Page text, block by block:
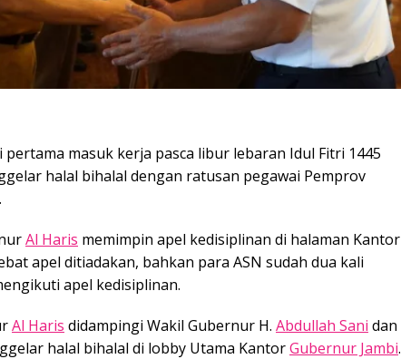
pertama masuk kerja pasca libur lebaran Idul Fitri 1445
halal bihalal dengan ratusan pegawai Pemprov
Al Haris memimpin apel kedisiplinan di halaman Kantor
apel ditiadakan, bahkan para ASN sudah dua kali
apel kedisiplinan.
Al Haris didampingi Wakil Gubernur H. Abdullah Sani dan
halal bihalal di lobby Utama KantorGubernur Jambi.